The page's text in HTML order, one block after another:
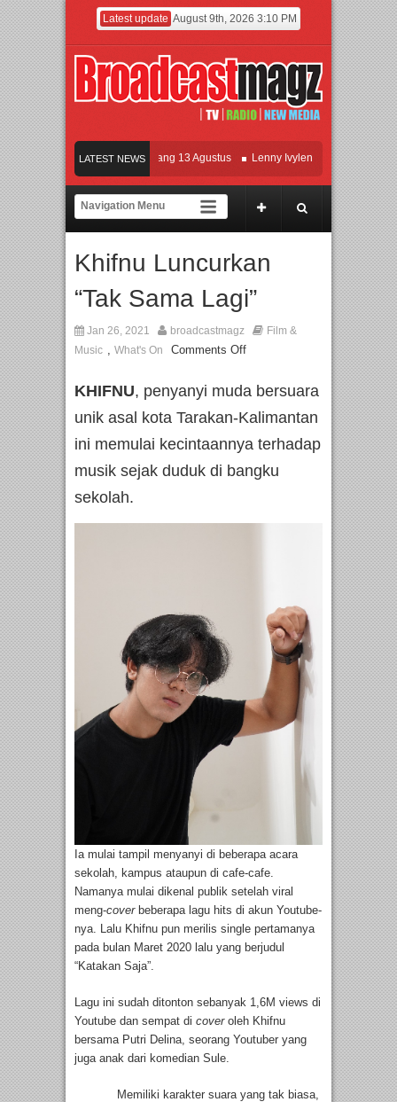
Latest update August 9th, 2026 3:10 PM
LATEST NEWS
KETOK MEJIK Siap Tayang 13 Agustus Lenny Ivylen: 26 Tahun Jaga
dan Universitas Agung Podomoro Jalin Kerja Sama Pendidikan dan Riset untuk
Khifnu Luncurkan
“Tak Sama Lagi”
Jan 26, 2021 broadcastmagz
Film &
Music , What's On Comments Off
KHIFNU, penyanyi muda bersuara
unik asal kota Tarakan-Kalimantan
ini memulai kecintaannya terhadap
musik sejak duduk di bangku
sekolah.
Ia mulai tampil menyanyi di beberapa acara
sekolah, kampus ataupun di cafe-cafe.
Namanya mulai dikenal publik setelah viral
meng-coverbeberapa lagu hits di akun Youtube-
nya. Lalu Khifnu pun merilis single pertamanya
pada bulan Maret 2020 lalu yang berjudul
“Katakan Saja”.
Lagu ini sudah ditonton sebanyak 1,6M views di
Youtube dan sempat di coveroleh Khifnu
bersama Putri Delina, seorang Youtuber yang
juga anak dari komedian Sule.
Memiliki karakter suara yang tak biasa,